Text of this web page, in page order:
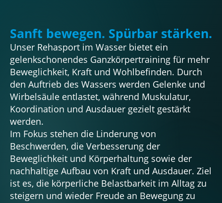
Sanft bewegen. Spürbar stärken.
Unser Rehasport im Wasser bietet ein
gelenkschonendes Ganzkörpertraining für mehr
Beweglichkeit, Kraft und Wohlbefinden. Durch
den Auftrieb des Wassers werden Gelenke und
Wirbelsäule entlastet, während Muskulatur,
Koordination und Ausdauer gezielt gestärkt
werden.
Im Fokus stehen die Linderung von
Beschwerden, die Verbesserung der
Beweglichkeit und Körperhaltung sowie der
nachhaltige Aufbau von Kraft und Ausdauer. Ziel
ist es, die körperliche Belastbarkeit im Alltag zu
steigern und wieder Freude an Bewegung zu